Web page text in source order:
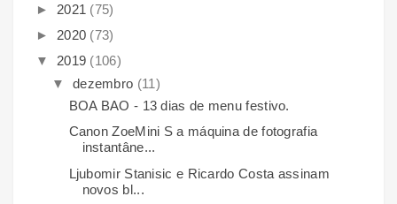
► 2021 (75)
► 2020 (73)
▼ 2019 (106)
▼ dezembro (11)
BOA BAO - 13 dias de menu festivo.
Canon ZoeMini S a máquina de fotografia
instantâne...
Ljubomir Stanisic e Ricardo Costa assinam
novos bl...